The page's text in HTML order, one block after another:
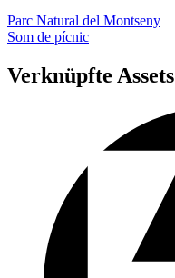
Parc Natural del Montseny
Som de pícnic
Verknüpfte Assets